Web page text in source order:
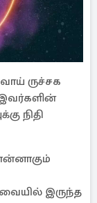
ருச்சக
நிதி
இருந்த